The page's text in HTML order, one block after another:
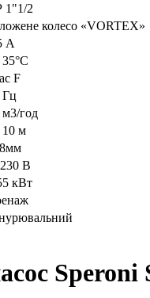
1"1/2
колесо «VORTEX»
А
F
Гц
м3/год
10 м
В
кВт
Speroni